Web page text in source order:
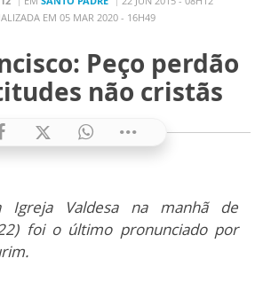
EM 05 MAR 2020 - 16H49
Peço perdão
não cristãs
Igreja Valdesa na manhã de
foi o último pronunciado por